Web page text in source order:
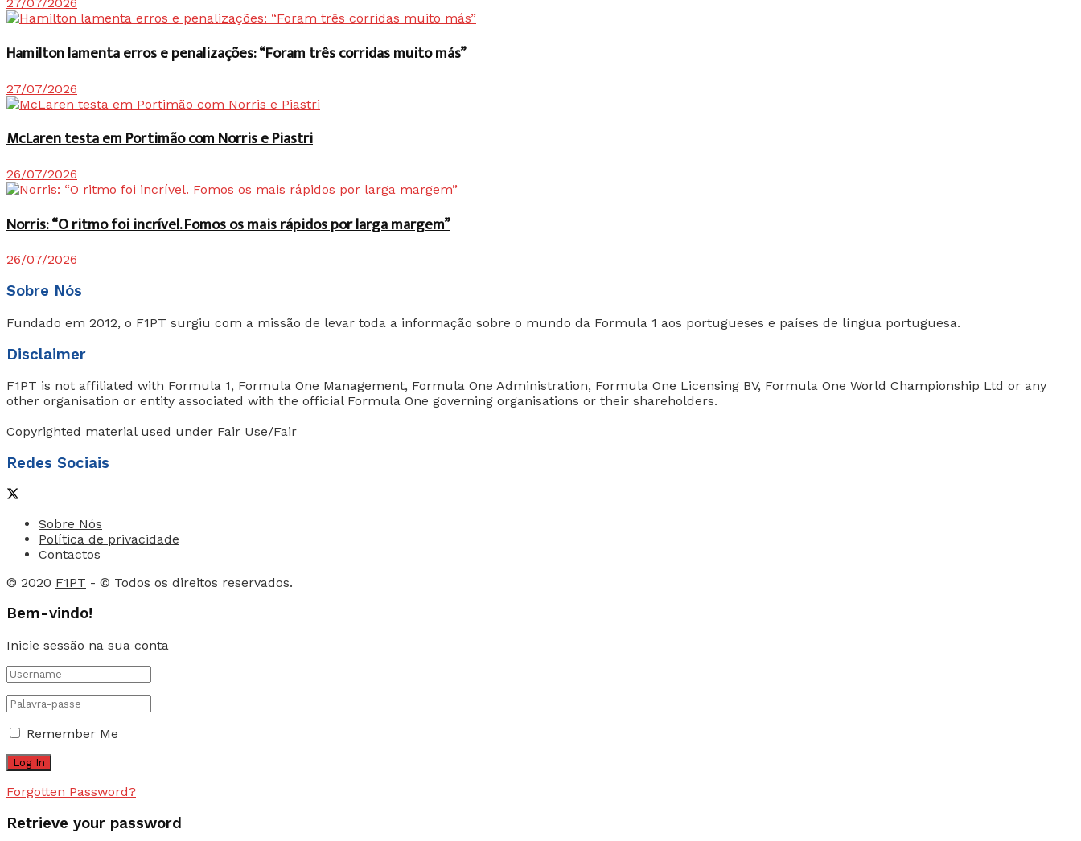
Hamilton lamenta erros e penalizações: “Foram três corridas muito más”
27/07/2026
McLaren testa em Portimão com Norris e Piastri
26/07/2026
Norris: “O ritmo foi incrível. Fomos os mais rápidos por larga margem”
26/07/2026
Sobre Nós
Fundado em 2012, o F1PT surgiu com a missão de levar toda a informação sobre o mundo da Formula 1 aos portugueses e países de língua portuguesa.
Disclaimer
F1PT is not affiliated with Formula 1, Formula One Management, Formula One Administration, Formula One Licensing BV, Formula One World Championship Ltd or any
other organisation or entity associated with the official Formula One governing organisations or their shareholders.
Copyrighted material used under Fair Use/Fair
Redes Sociais
Sobre Nós
Política de privacidade
Contactos
© 2020 F1PT - © Todos os direitos reservados.
Bem-vindo!
Inicie sessão na sua conta
Remember Me
Forgotten Password?
Retrieve your password